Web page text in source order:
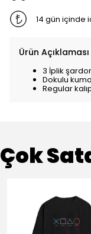
14 gün içinde
Ürün Açıklaması
3 İplik
Dokulu
Regular
Çok